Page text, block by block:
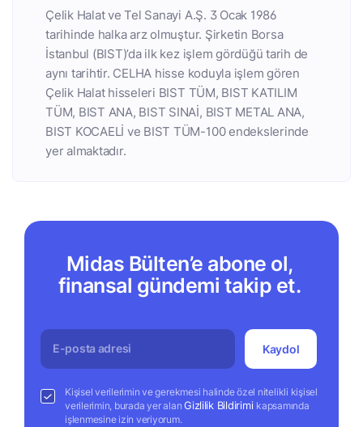
Çelik Halat ve Tel Sanayi A.Ş. 3 Ocak 1986
tarihinde halka arz olmuştur. Şirketin Borsa
İstanbul (BIST)’da ilk kez işlem gördüğü tarih de
aynı tarihtir. CELHA hisse koduyla işlem gören
Çelik Halat hisseleri BIST TÜM, BIST KATILIM
TÜM, BIST ANA, BIST SINAİ, BIST METAL ANA,
BIST KOCAELİ ve BIST TÜM-100 endekslerinde
yer almaktadır.
Midas Bülten’e abone ol,
finansal gündemi takip et.
Kaydol
Kişisel verilerimin ve gerekmesi halinde özel nitelikli kişisel
verilerimin, burada yer alanGizlilik Bildirimi kapsamında
işlenmesine izin veriyorum.